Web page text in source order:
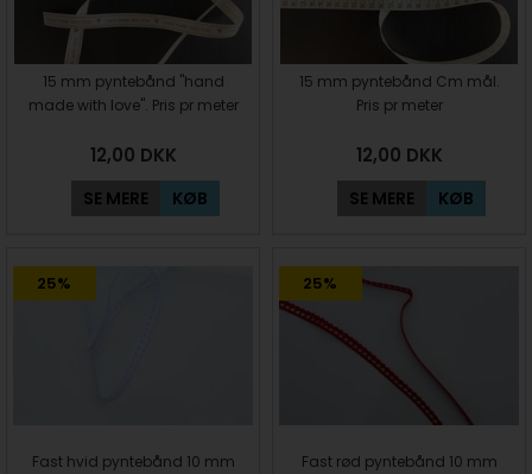
15 mm pyntebånd "hand
made with love". Pris pr meter
12,00 DKK
SE MERE KØB
15 mm pyntebånd Cm mål.
Pris pr meter
12,00 DKK
SE MERE KØB
25%
Fast hvid pyntebånd 10 mm
25%
Fast rød pyntebånd 10 mm